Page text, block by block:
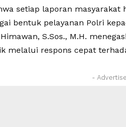
setiap laporan
bentuk pelayanan Polri
S.Sos., M.H.
melalui respons cepat
-